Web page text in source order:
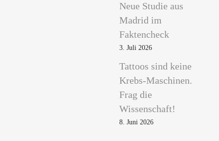
Neue Studie aus
Madrid im
Faktencheck
3. Juli 2026
Tattoos sind keine
Krebs-Maschinen.
Frag die
Wissenschaft!
8. Juni 2026